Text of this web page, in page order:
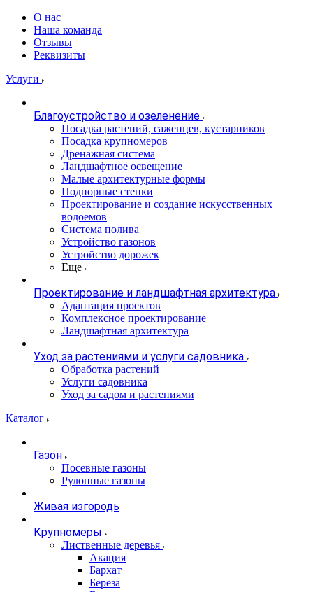
О нас
Наша команда
Отзывы
Реквизиты
Услуги
Благоустройство и озеленение
Посадка растений, саженцев, кустарников
Посадка крупномеров
Дренажная система
Ландшафтное освещение
Малые архитектурные формы
Подпорные стенки
Проектирование и создание искусственных
водоемов
Система полива
Устройство газонов
Устройство дорожек
Еще
Проектирование и ландшафтная архитектура
Адаптация проектов
Комплексное проектирование
Ландшафтная архитектура
Уход за растениями и услуги садовника
Обработка растений
Услуги садовника
Уход за садом и растениями
Каталог
Газон
Посевные газоны
Рулонные газоны
Живая изгородь
Крупномеры
Лиственные деревья
Акация
Бархат
Береза